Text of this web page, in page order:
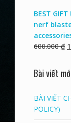
BEST
nerf
600.000₫
Bài viết
BÀI VIẾT
POLICY)